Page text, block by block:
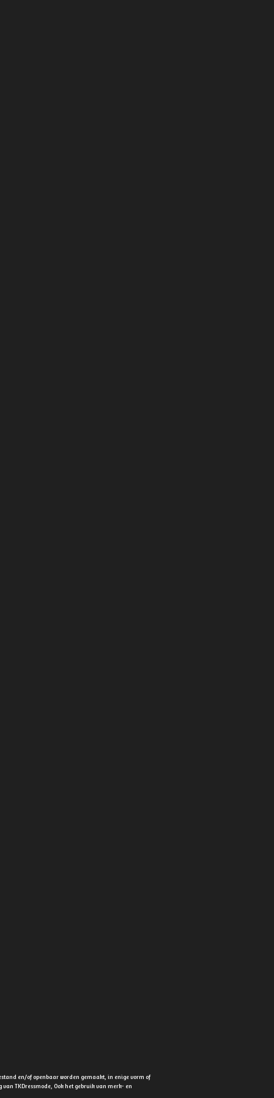
en/of openbaar worden gemaakt, in enige vorm of
TKDressmode, Ook het gebruik van merk- en